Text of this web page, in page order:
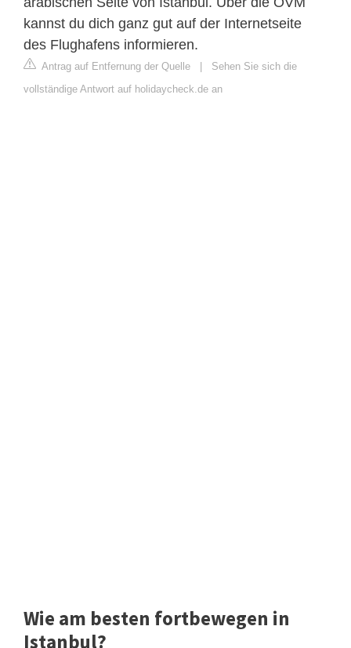
kannst du dich ganz gut auf der Internetseite
des Flughafens informieren.
Antrag auf Entfernung der Quelle | Sehen Sie sich die
vollständige Antwort auf holidaycheck.de an
Wie am besten fortbewegen in
Istanbul?